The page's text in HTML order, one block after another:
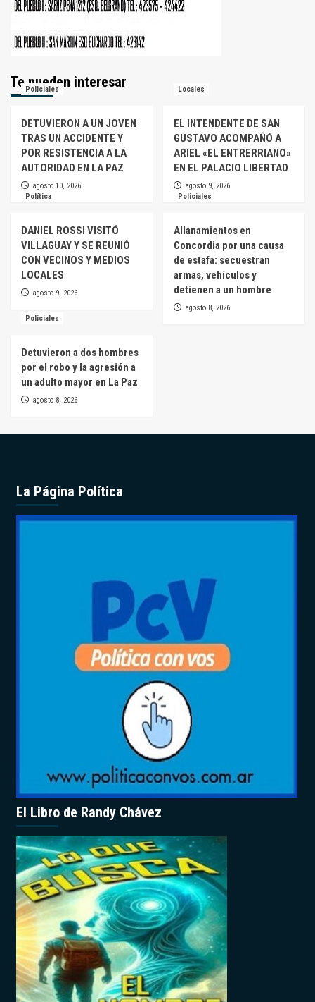
Te pueden interesar
Policiales
DETUVIERON A UN JOVEN
TRAS UN ACCIDENTE Y
POR RESISTENCIA A LA
AUTORIDAD EN LA PAZ
agosto 10, 2026
Locales
EL INTENDENTE DE SAN
GUSTAVO ACOMPAÑÓ A
ARIEL «EL ENTRERRIANO»
EN EL PALACIO LIBERTAD
agosto 9, 2026
Política
DANIEL ROSSI VISITÓ
VILLAGUAY Y SE REUNIÓ
CON VECINOS Y MEDIOS
LOCALES
agosto 9, 2026
Policiales
Allanamientos en
Concordia por una causa
de estafa: secuestran
armas, vehículos y
detienen a un hombre
agosto 8, 2026
Policiales
Detuvieron a dos hombres
por el robo y la agresión a
un adulto mayor en La Paz
agosto 8, 2026
La Página Política
El Libro de Randy Chávez